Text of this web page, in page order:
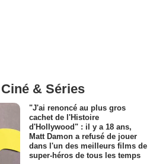
& Séries
"J'ai renoncé au plus gros
cachet de l'Histoire
d'Hollywood" : il y a 18 ans,
Matt Damon a refusé de jouer
dans l'un des meilleurs films de
super-héros de tous les temps